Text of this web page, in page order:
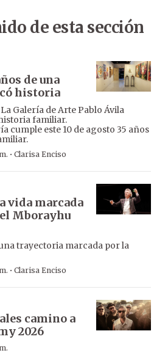
de esta sección
de una
historia
Galería de Arte Pablo Ávila
familiar.
cumple este 10 de agosto 35 años
· Clarisa Enciso
vida marcada
Mborayhu
trayectoria marcada por la
· Clarisa Enciso
camino a
2026